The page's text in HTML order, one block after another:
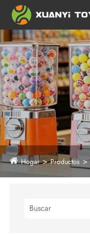
Hogar Productos